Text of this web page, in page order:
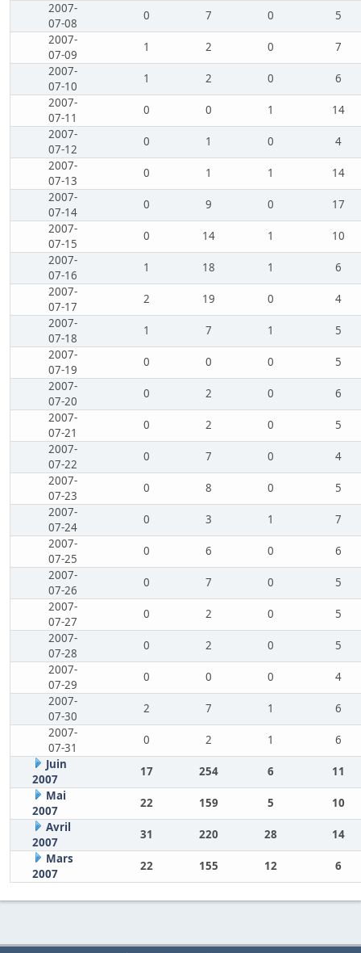
2007-
07-08
0 7 0
5
2007-
07-09
1 2 0
7
2007-
07-10
1 2 0
6
2007-
07-11
0 0 1
14
2007-
07-12
0 1 0
4
2007-
07-13
0 1 1
14
2007-
07-14
0 9 0
17
2007-
07-15
0 14 1
10
2007-
07-16
1 18 1
6
2007-
07-17
2 19 0
4
2007-
07-18
1 7 1
5
2007-
07-19
0 0 0
5
2007-
07-20
0 2 0
6
2007-
07-21
0 2 0
5
2007-
07-22
0 7 0
4
2007-
07-23
0 8 0
5
2007-
07-24
0 3 1
7
2007-
07-25
0 6 0
6
2007-
07-26
0 7 0
5
2007-
07-27
0 2 0
5
2007-
07-28
0 2 0
5
2007-
07-29
0 0 0
4
2007-
07-30
2 7 1
6
2007-
07-31
0 2 1
6
Juin
2007
17 254 6
11
Mai
2007
22 159 5
10
Avril
2007
31 220 28
14
Mars
2007
22 155 12 6